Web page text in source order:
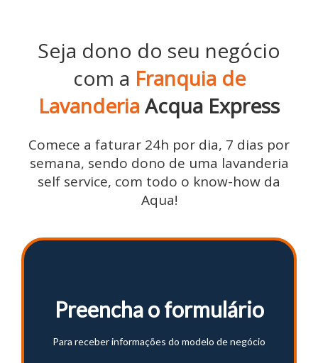
Seja dono do seu negócio
com a Franquia de
LavanderiaAcqua Express
Comece a faturar 24h por dia, 7 dias por
semana, sendo dono de uma lavanderia
self service, com todo o know-how da
Aqua!
Preencha o formulário
Para receber informações do modelo de negócio